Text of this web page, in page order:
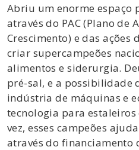
Abriu um enorme espaço
através do PAC (Plano de
Crescimento) e das
criar supercampeões
alimentos e siderurgia.
pré-sal, e a possibilidade
indústria de máquinas e
tecnologia para
vez, esses campeões
através do financiamento